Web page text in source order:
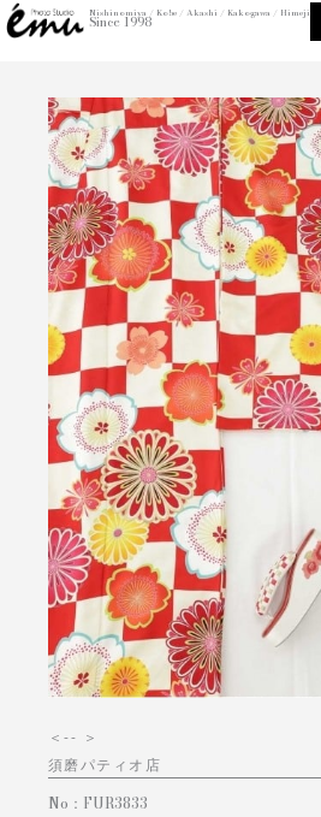
内
容
Nishinomiya / Kobe / Akashi / Kakogawa / Himeji
Since 1998
＜-- ＞
須磨パティオ店
No： FUR3833